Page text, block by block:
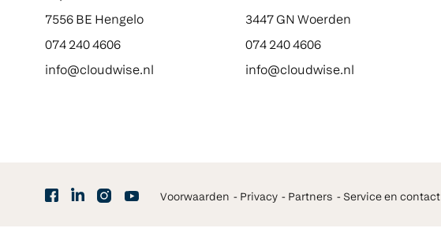
7556 BE Hengelo
074 240 4606
info@cloudwise.nl
3447 GN Woerden
074 240 4606
info@cloudwise.nl
Voorwaarden Privacy Partners Service en contact